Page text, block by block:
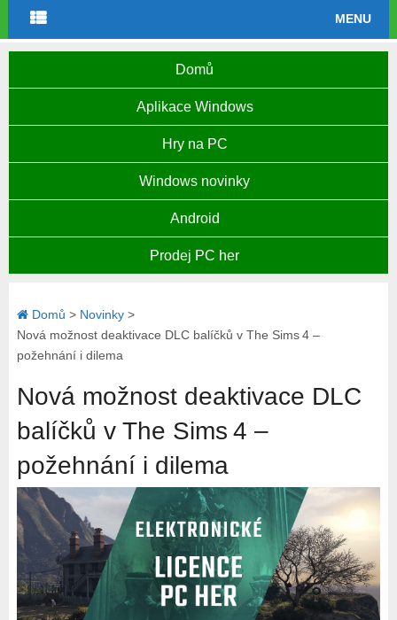
MENU
Domů
Aplikace Windows
Hry na PC
Windows novinky
Android
Prodej PC her
Domů > Novinky>
Nová možnost deaktivace DLC balíčků v The Sims 4 –
požehnání i dilema
Nová možnost deaktivace DLC
balíčků v The Sims 4 –
požehnání i dilema